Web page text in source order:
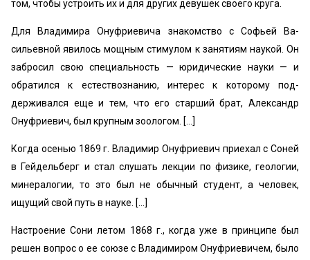
том, чтобы устроить их и для других девушек своего круга.
Для Владимира Онуфриевича знакомство с Софьей Ва­
сильевной явилось мощным стимулом к занятиям наукой. Он
забросил свою специальность — юридические науки — и
обратился к естествознанию, интерес к которому под­
держивался еще и тем, что его старший брат, Александр
Онуфриевич, был крупным зоологом. […]
Когда осенью 1869 г. Владимир Онуфриевич приехал с Соней
в Гейдельберг и стал слушать лекции по физике, геологии,
минералогии, то это был не обычный студент, а человек,
ищущий свой путь в науке. […]
Настроение Сони летом 1868 г., когда уже в принципе был
решен вопрос о ее союзе с Владимиром Онуфриевичем, было